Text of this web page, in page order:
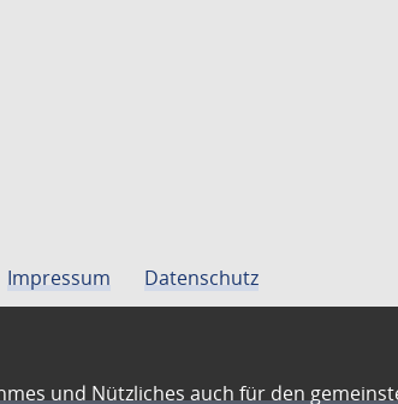
Impressum Datenschutz
und Nützliches auch für den